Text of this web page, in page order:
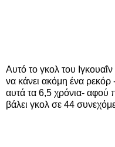
Αυτό το γκολ του
να κάνει ακόμη ένα ρεκόρ
αυτά τα 6,5 χρόνια- αφού
βάλει γκολ σε 44